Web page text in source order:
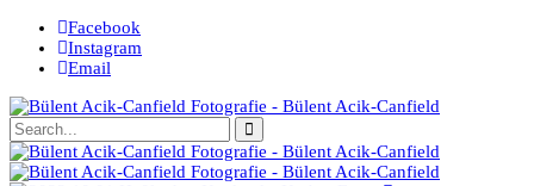
Facebook
Instagram
Email